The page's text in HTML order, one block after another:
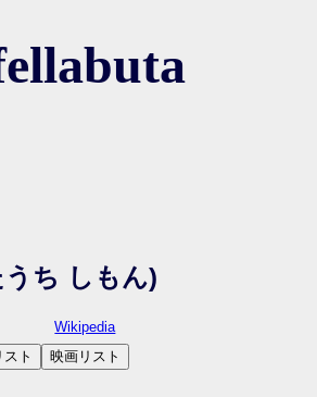
うち しもん)
Wikipedia
ト 映画リスト